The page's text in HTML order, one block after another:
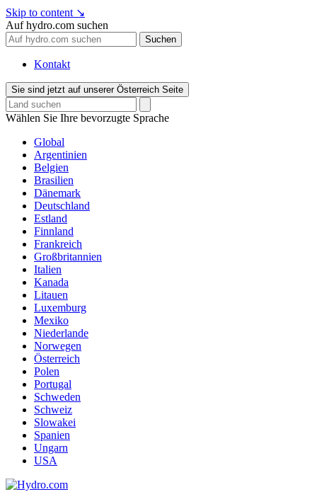
Skip to content ↘
Auf hydro.com suchen
Suchen
Kontakt
Sie sind jetzt auf unserer Österreich Seite
Wählen Sie Ihre bevorzugte Sprache
Global
Argentinien
Belgien
Brasilien
Dänemark
Deutschland
Estland
Finnland
Frankreich
Großbritannien
Italien
Kanada
Litauen
Luxemburg
Mexiko
Niederlande
Norwegen
Österreich
Polen
Portugal
Schweden
Schweiz
Slowakei
Spanien
Ungarn
USA